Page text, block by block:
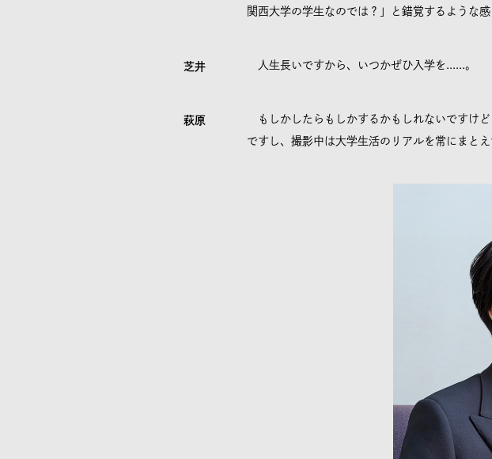
関西大学の学生なのでは？」と錯覚するような感
芝井 人生長いですから、いつかぜひ入学を......。
萩原
もしかしたらもしかするかもしれないですけ
ですし、撮影中は大学生活のリアルを常にまとえ